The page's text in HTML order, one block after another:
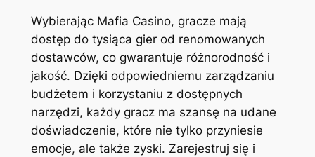
Wybierając Mafia Casino, gracze mają
dostęp do tysiąca gier od renomowanych
dostawców, co gwarantuje różnorodność i
jakość. Dzięki odpowiedniemu zarządzaniu
budżetem i korzystaniu z dostępnych
narzędzi, każdy gracz ma szansę na udane
doświadczenie, które nie tylko przyniesie
emocje, ale także zyski. Zarejestruj się i